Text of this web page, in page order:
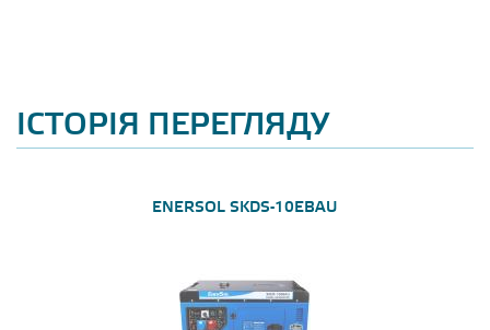
ІСТОРІЯ ПЕРЕГЛЯДУ
ENERSOL SKDS-10EBAU